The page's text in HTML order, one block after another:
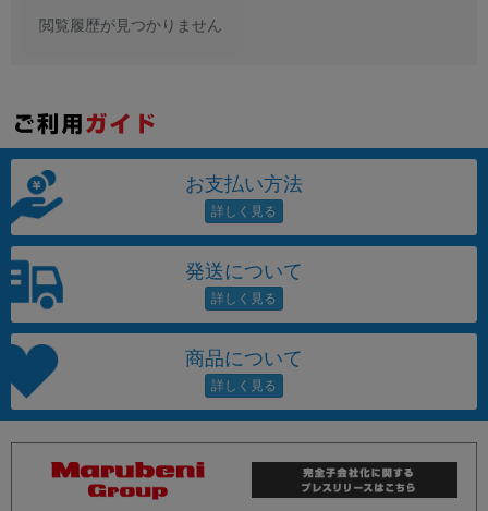
閲覧履歴が見つかりません
お支払い方法
発送について
商品について